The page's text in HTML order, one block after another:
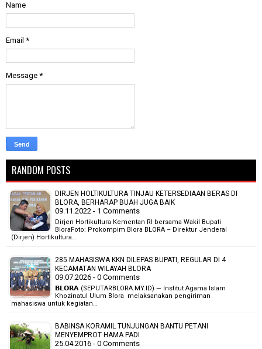
Name
Email *
Message *
RANDOM POSTS
DIRJEN HOLTIKULTURA TINJAU KETERSEDIAAN BERAS DI
BLORA, BERHARAP BUAH JUGA BAIK
09.11.2022 - 1 Comments
Dirjen Hortikultura Kementan RI bersama Wakil Bupati
BloraFoto: Prokompim Blora BLORA – Direktur Jenderal
(Dirjen) Hortikultura…
285 MAHASISWA KKN DILEPAS BUPATI, REGULAR DI 4
KECAMATAN WILAYAH BLORA
09.07.2026 - 0 Comments
𝗕𝗟𝗢𝗥𝗔 (SEPUTARBLORA.MY.ID) — Institut Agama Islam
Khozinatul Ulum Blora melaksanakan pengiriman
mahasiswa untuk kegiatan…
BABINSA KORAMIL TUNJUNGAN BANTU PETANI
MENYEMPROT HAMA PADI
25.04.2016 - 0 Comments